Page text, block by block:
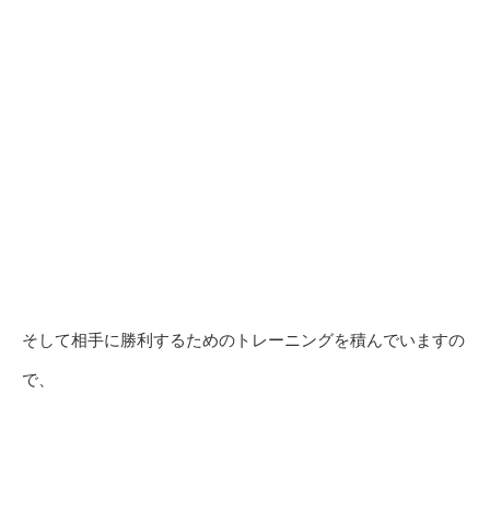
そして相手に勝利するためのトレーニングを積んでいますの
で、